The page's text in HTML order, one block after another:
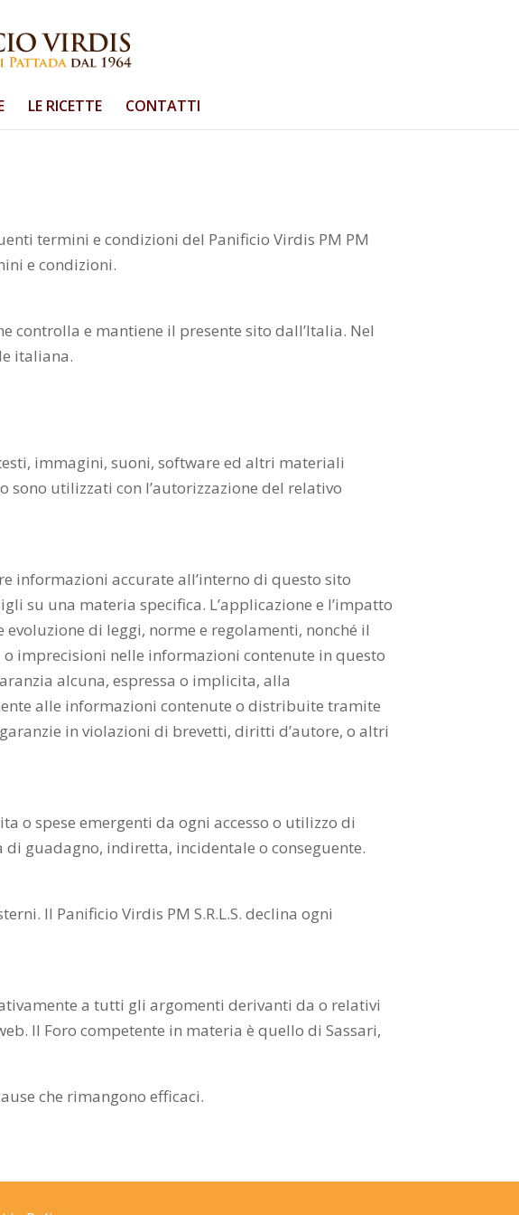
LE RICETTE CONTATTI
termini e condizioni del Panificio Virdis PM PM
e condizioni.
controlla e mantiene il presente sito dall’Italia. Nel
italiana.
immagini, suoni, software ed altri materiali
sono utilizzati con l’autorizzazione del relativo
informazioni accurate all’interno di questo sito
su una materia specifica. L’applicazione e l’impatto
di leggi, norme e regolamenti, nonché il
imprecisioni nelle informazioni contenute in questo
alcuna, espressa o implicita, alla
alle informazioni contenute o distribuite tramite
in violazioni di brevetti, diritti d’autore, o altri
o spese emergenti da ogni accesso o utilizzo di
guadagno, indiretta, incidentale o conseguente.
Il Panificio Virdis PM S.R.L.S. declina ogni
a tutti gli argomenti derivanti da o relativi
Il Foro competente in materia è quello di Sassari,
che rimangono efficaci.